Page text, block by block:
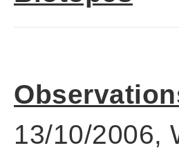
13/10/2006,